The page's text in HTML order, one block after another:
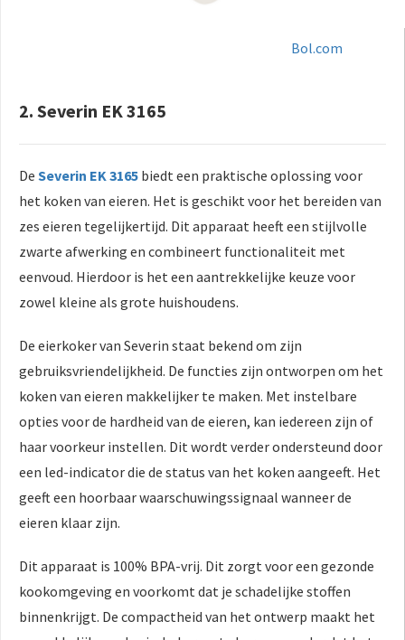
Bol.com
2. Severin EK 3165
De Severin EK 3165 biedt een praktische oplossing voor
het koken van eieren. Het is geschikt voor het bereiden van
zes eieren tegelijkertijd. Dit apparaat heeft een stijlvolle
zwarte afwerking en combineert functionaliteit met
eenvoud. Hierdoor is het een aantrekkelijke keuze voor
zowel kleine als grote huishoudens.
De eierkoker van Severin staat bekend om zijn
gebruiksvriendelijkheid. De functies zijn ontworpen om het
koken van eieren makkelijker te maken. Met instelbare
opties voor de hardheid van de eieren, kan iedereen zijn of
haar voorkeur instellen. Dit wordt verder ondersteund door
een led-indicator die de status van het koken aangeeft. Het
geeft een hoorbaar waarschuwingssignaal wanneer de
eieren klaar zijn.
Dit apparaat is 100% BPA-vrij. Dit zorgt voor een gezonde
kookomgeving en voorkomt dat je schadelijke stoffen
binnenkrijgt. De compactheid van het ontwerp maakt het